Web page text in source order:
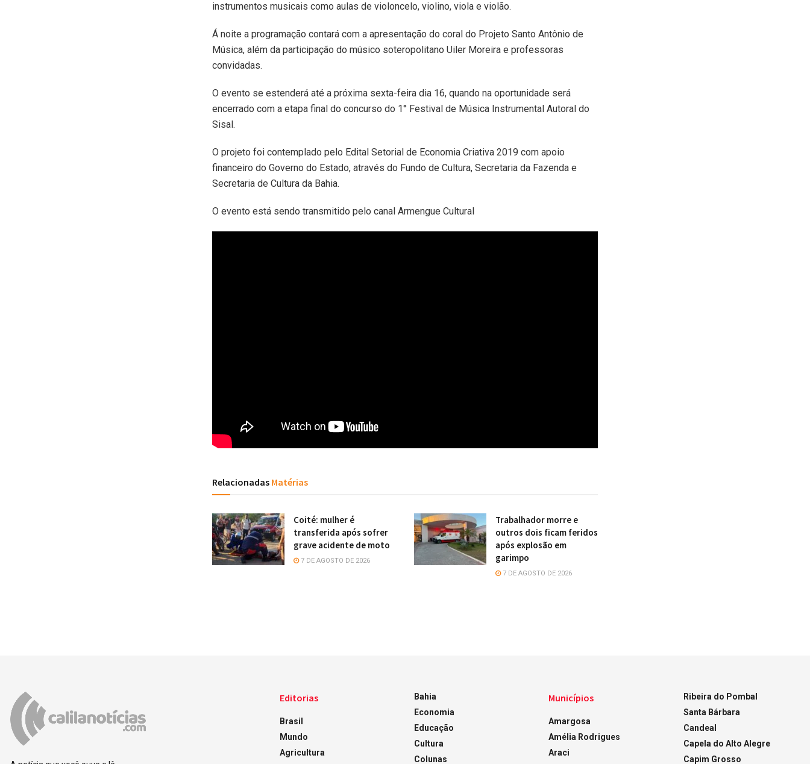
instrumentos musicais como aulas de violoncelo, violino, viola e violão.
Á noite a programação contará com a apresentação do coral do Projeto Santo Antônio de
Música, além da participação do músico soteropolitano Uiler Moreira e professoras
convidadas.
O evento se estenderá até a próxima sexta-feira dia 16, quando na oportunidade será
encerrado com a etapa final do concurso do 1° Festival de Música Instrumental Autoral do
Sisal.
O projeto foi contemplado pelo Edital Setorial de Economia Criativa 2019 com apoio
financeiro do Governo do Estado, através do Fundo de Cultura, Secretaria da Fazenda e
Secretaria de Cultura da Bahia.
O evento está sendo transmitido pelo canal Armengue Cultural
Relacionadas Matérias
Coité: mulher é
transferida após sofrer
grave acidente de moto
7 DE AGOSTO DE 2026
Trabalhador morre e
outros dois ficam feridos
após explosão em
garimpo
7 DE AGOSTO DE 2026
Editorias
Brasil
Mundo
Agricultura
Bahia
Economia
Educação
Cultura
Colunas
Municípios
Amargosa
Amélia Rodrigues
Araci
Ribeira do Pombal
Santa Bárbara
Candeal
Capela do Alto Alegre
Capim Grosso